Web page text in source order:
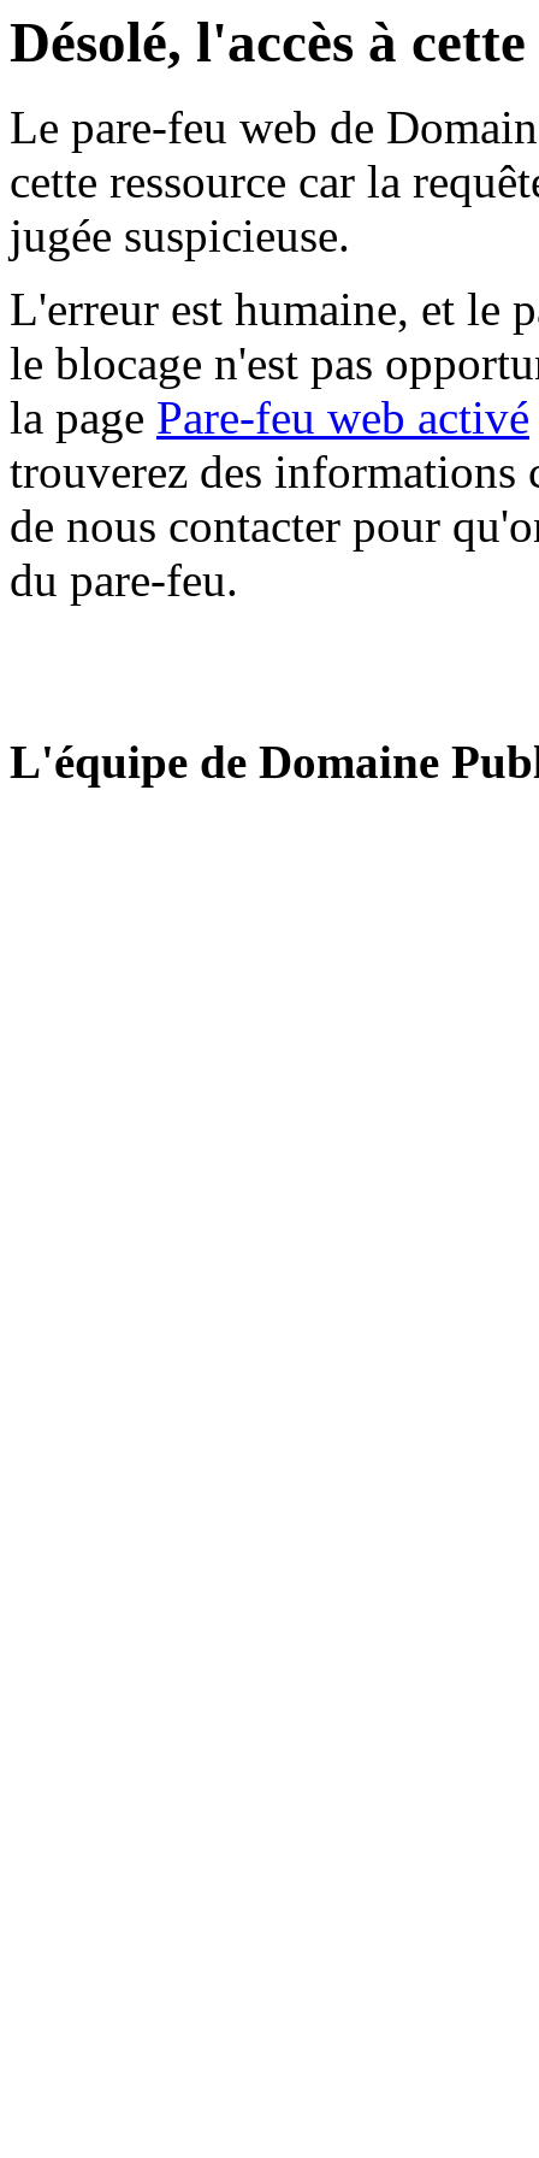
Désolé, l'accès à
Le pare-feu web de
cette ressource car la
jugée suspicieuse.
L'erreur est humaine, et le
le blocage n'est pas
la page Pare-feu web activé
trouverez des informations
de nous contacter pour
du pare-feu.
L'équipe de Domaine